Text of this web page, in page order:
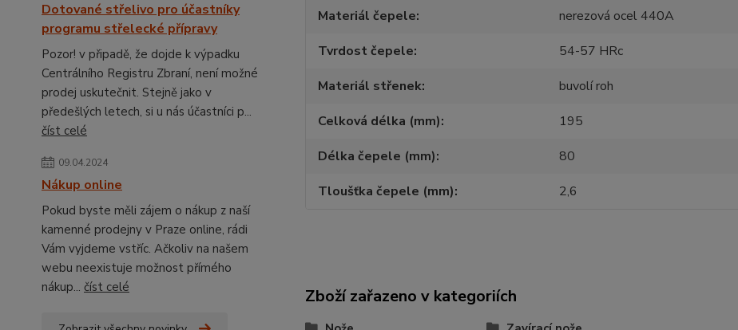
Dotované střelivo pro účastníky
programu střelecké přípravy
Pozor! v připadě, že dojde k výpadku
Centrálního Registru Zbraní, není možné
prodej uskutečnit. Stejně jako v
předešlých letech, si u nás účastníci p...
číst celé
09.04.2024
Nákup online
Pokud byste měli zájem o nákup z naší
kamenné prodejny v Praze online, rádi
Vám vyjdeme vstříc. Ačkoliv na našem
webu neexistuje možnost přímého
nákup... číst celé
Materiál čepele
nerezová ocel 440A
Tvrdost čepele
54-57 HRc
Materiál střenek
buvolí roh
Celková délka (mm)
195
Délka čepele (mm)
80
Tloušťka čepele (mm)
2,6
Zboží zařazeno v kategoriích